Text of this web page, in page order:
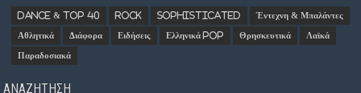
Dance & Top 40 Rock Sophisticated Έντεχνη & Μπαλάντες
Αθλητικά Διάφορα Ειδήσεις Ελληνικά Pop Θρησκευτικά Λαϊκά
Παραδοσιακά
ΑΝΑΖΗΤΗΣΗ